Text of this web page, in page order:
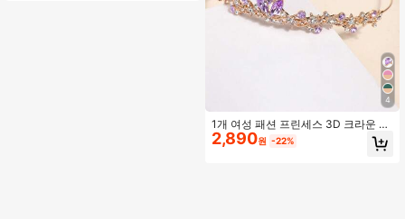
4
1개 여성 패션 프린세스 3D 크라운 라
인스톤 헤어밴드, 생일 선물용 섬세한
럭셔리 헤어 액세서리, 티아라 코스튬
2,890원 -22%